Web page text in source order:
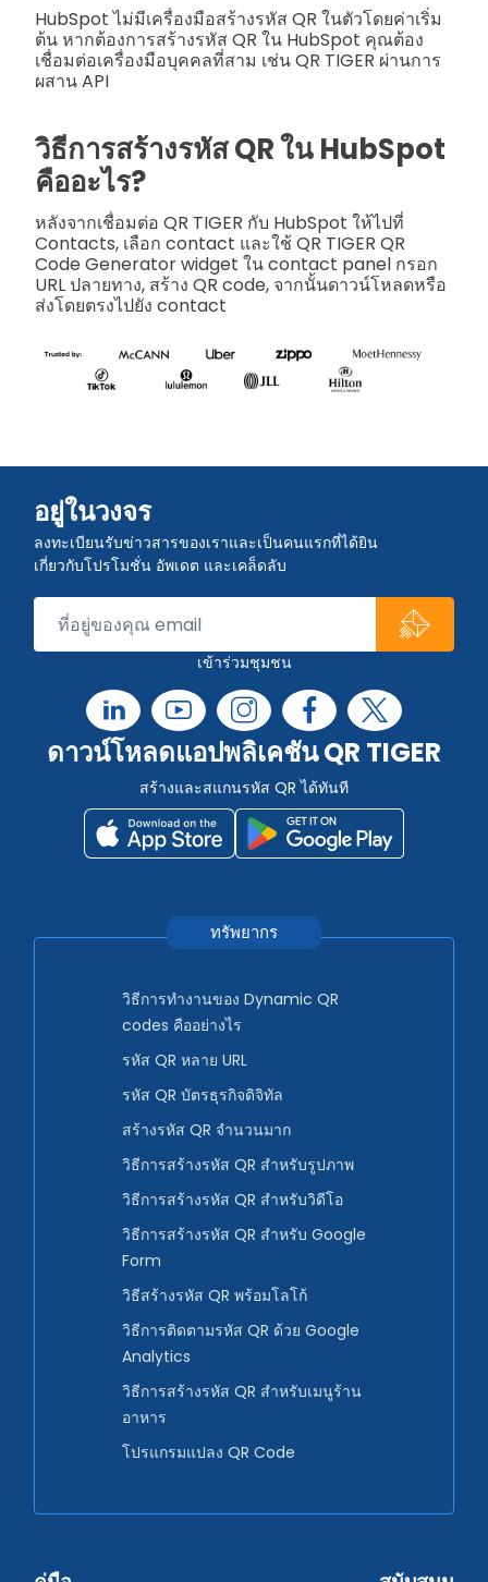
HubSpot ไม่มีเครื่องมือสร้างรหัส QR ในตัวโดยค่าเริ่ม
ต้น หากต้องการสร้างรหัส QR ใน HubSpot คุณต้อง
เชื่อมต่อเครื่องมือบุคคลที่สาม เช่น QR TIGER ผ่านการ
ผสาน API
วิธีการสร้างรหัส QR ใน HubSpot
คืออะไร?
หลังจากเชื่อมต่อ QR TIGER กับ HubSpot ให้ไปที่
Contacts, เลือก contact และใช้ QR TIGER QR
Code Generator widget ใน contact panel กรอก
URL ปลายทาง, สร้าง QR code, จากนั้นดาวน์โหลดหรือ
ส่งโดยตรงไปยัง contact
อยู่ในวงจร
ลงทะเบียนรับข่าวสารของเราและเป็นคนแรกที่ได้ยิน
เกี่ยวกับโปรโมชั่น อัพเดต และเคล็ดลับ
เข้าร่วมชุมชน
ดาวน์โหลดแอปพลิเคชัน QR TIGER
สร้างและสแกนรหัส QR ได้ทันที
ทรัพยากร
วิธีการทำงานของ Dynamic QR
codes คืออย่างไร
รหัส QR หลาย URL
รหัส QR บัตรธุรกิจดิจิทัล
สร้างรหัส QR จำนวนมาก
วิธีการสร้างรหัส QR สำหรับรูปภาพ
วิธีการสร้างรหัส QR สำหรับวิดีโอ
วิธีการสร้างรหัส QR สำหรับ Google
Form
วิธีสร้างรหัส QR พร้อมโลโก้
วิธีการติดตามรหัส QR ด้วย Google
Analytics
วิธีการสร้างรหัส QR สำหรับเมนูร้าน
อาหาร
โปรแกรมแปลง QR Code